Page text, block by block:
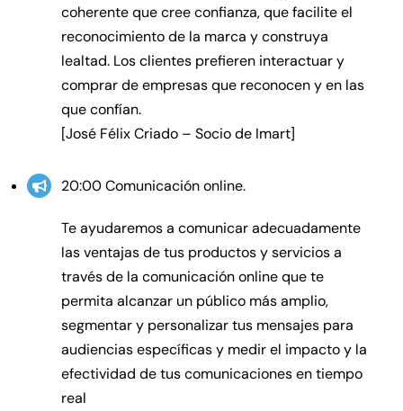
coherente que cree confianza, que facilite el
reconocimiento de la marca y construya
lealtad. Los clientes prefieren interactuar y
comprar de empresas que reconocen y en las
que confían.
[José Félix Criado – Socio de Imart]
20:00 Comunicación online.
Te ayudaremos a comunicar adecuadamente
las ventajas de tus productos y servicios a
través de la comunicación online que te
permita alcanzar un público más amplio,
segmentar y personalizar tus mensajes para
audiencias específicas y medir el impacto y la
efectividad de tus comunicaciones en tiempo
real